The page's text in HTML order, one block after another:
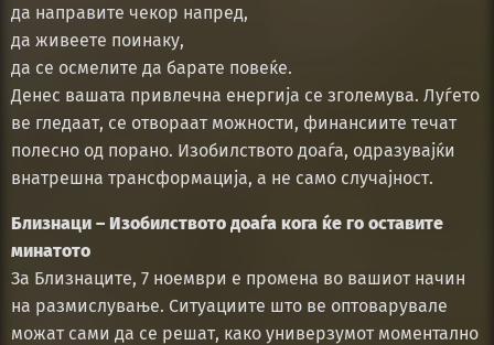
да направите чекор напред,
да живеете поинаку,
да се осмелите да барате повеќе.
Денес вашата привлечна енергија се зголемува. Луѓето
ве гледаат, се отвораат можности, финансиите течат
полесно од порано. Изобилството доаѓа, одразувајќи
внатрешна трансформација, а не само случајност.
Близнаци – Изобилството доаѓа кога ќе го оставите
минатото
За Близнаците, 7 ноември е промена во вашиот начин
на размислување. Ситуациите што ве оптоварувале
можат сами да се решат, како универзумот моментално